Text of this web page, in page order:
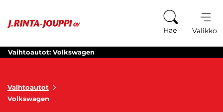
Hae Valikko
Vaihtoautot: Volkswagen
Vaihtoautot
Volkswagen